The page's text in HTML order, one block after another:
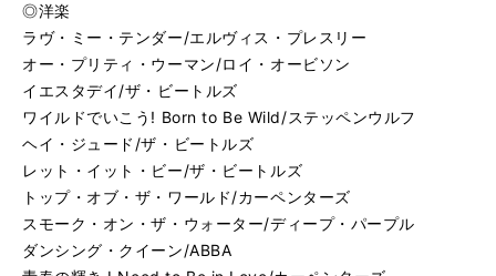
◎洋楽
ラヴ・ミー・テンダー/エルヴィス・プレスリー
オー・プリティ・ウーマン/ロイ・オービソン
イエスタデイ/ザ・ビートルズ
ワイルドでいこう! Born to Be Wild/ステッペンウルフ
ヘイ・ジュード/ザ・ビートルズ
レット・イット・ビー/ザ・ビートルズ
トップ・オブ・ザ・ワールド/カーペンターズ
スモーク・オン・ザ・ウォーター/ディープ・パープル
ダンシング・クイーン/ABBA